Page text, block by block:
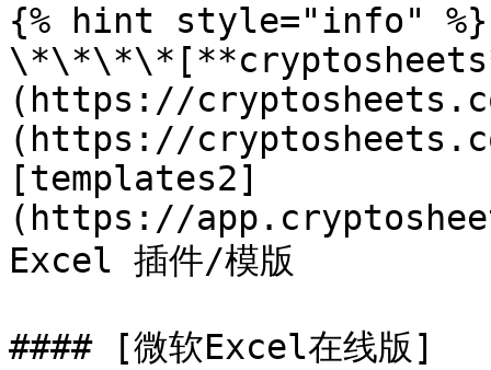
{% hint style="info" %}
(https://
(https://
[templates2]
(https://
Excel 插件/模版
#### [微软Excel在线版]